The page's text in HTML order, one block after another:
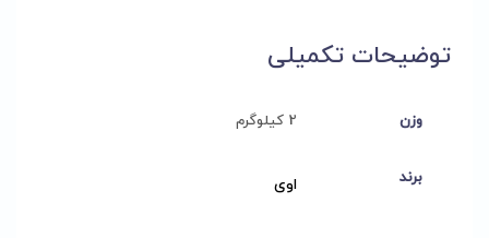
توضیحات تکمیلی
وزن 2 کیلوگرم
برند اوی